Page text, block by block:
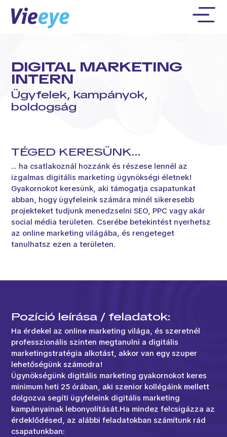
DIGITAL MARKETING
INTERN
Ügyfelek, kampányok,
boldogság
TÉGED KERESÜNK…
… ha csatlakoznál hozzánk és részese lennél az
izgalmas digitális marketing ügynökségi életnek!
Gyakornokot keresünk, aki támogatja csapatunkat
abban, hogy ügyfeleink számára minél sikeresebb
projekteket tudjunk menedzselni SEO, PPC vagy akár
social média területen. Cserébe betekintést nyerhetsz
az online marketing világába, és rengeteget
tanulhatsz ezen a területen.
Pozíció leírása / feladatok:
Ha érdekel az online marketing világa, és szeretnél
professzionális szinten megtanulni a digitális
marketingstratégia alkotást, akkor van egy szuper
lehetőségünk számodra!
Ügynökségünk digitális marketing gyakornokot keres
minimum heti 25 órában, aki szenior kollégáink mellett
dolgozva segíti ügyfeleink digitális marketing
kampányainak lebonyolítását.Ha mindez felcsigázza az
érdeklődésed, az alábbi feladatokban számítunk rád
csapatunkban: